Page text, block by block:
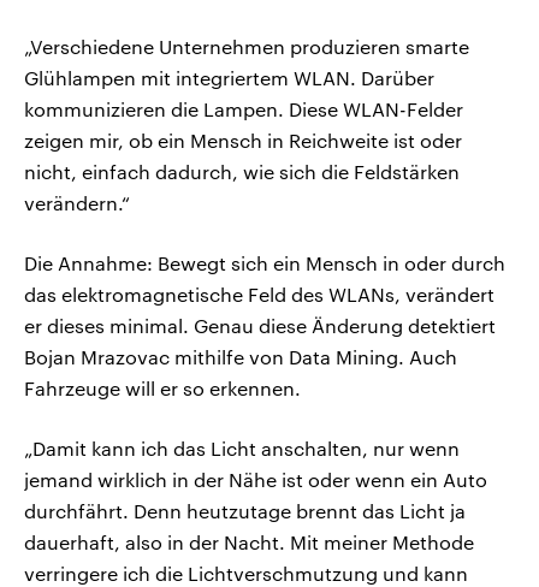
„Verschiedene Unternehmen produzieren smarte
Glühlampen mit integriertem WLAN. Darüber
kommunizieren die Lampen. Diese WLAN-Felder
zeigen mir, ob ein Mensch in Reichweite ist oder
nicht, einfach dadurch, wie sich die Feldstärken
verändern.“
Die Annahme: Bewegt sich ein Mensch in oder durch
das elektromagnetische Feld des WLANs, verändert
er dieses minimal. Genau diese Änderung detektiert
Bojan Mrazovac mithilfe von Data Mining. Auch
Fahrzeuge will er so erkennen.
„Damit kann ich das Licht anschalten, nur wenn
jemand wirklich in der Nähe ist oder wenn ein Auto
durchfährt. Denn heutzutage brennt das Licht ja
dauerhaft, also in der Nacht. Mit meiner Methode
verringere ich die Lichtverschmutzung und kann